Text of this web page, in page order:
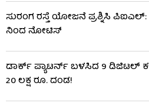
ಸುರಂಗ ರಸ್ತೆ ಯೋಜನೆ ಪ್ರಶ್ನಿಸಿ
ನಿಂದ ನೋಟಿಸ್​​
ಡಾರ್ಕ್ ಪ್ಯಾಟರ್ನ್ ಬಳಸಿದ 9 ಡಿಜಿಟಲ್
20 ಲಕ್ಷ ರೂ. ದಂಡ!